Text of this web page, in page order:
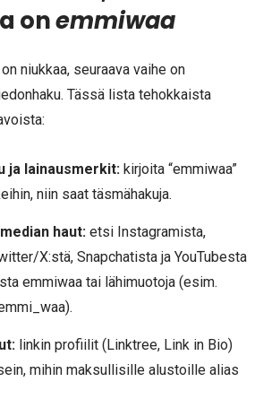
onemmiwaa
niukkaa, seuraava vaihe on
Tässä lista tehokkaista
ja lainausmerkit:kirjoita “emmiwaa”
niin saat täsmähakuja.
haut:etsi Instagramista,
X:stä, Snapchatista ja YouTubesta
emmiwaa tai lähimuotoja (esim.
linkin profiilit (Linktree, Link in Bio)
mihin maksullisille alustoille alias